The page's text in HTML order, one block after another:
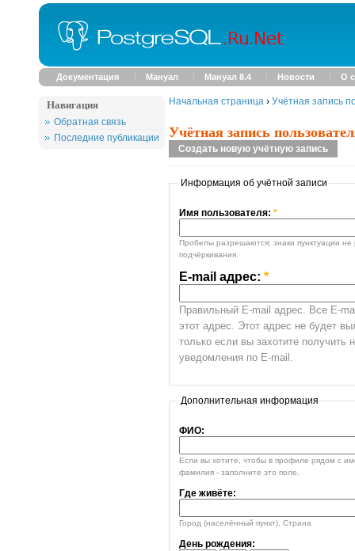
Документация Мануал Мануал 8.4 Новости О
Навигация
Обратная связь
Последние публикации
Начальная страница› Учётная запись
Учётная запись
Создать новую учётную запись
Информация об учётной записи
Имя пользователя: *
Пробелы разрешаются; знаки пунктуации
подчёркивания.
E-mail адрес: *
Правильный E-mail адрес. Все E-
этот адрес. Этот адрес не будет
только если вы захотите получить
уведомления по E-mail.
Дополнительная информация
ФИО:
Если вы хотите, чтобы в профиле рядом с
фамилия - заполните это поле.
Где живёте:
Город (населённый пункт), Страна
День рождения: